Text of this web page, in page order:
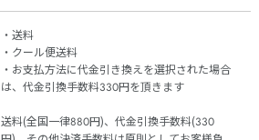
・送料
・クール便送料
・お支払方法に代金引き換えを選択された場合
は、代金引換手数料330円を頂きます
送料(全国一律880円)、代金引換手数料(330